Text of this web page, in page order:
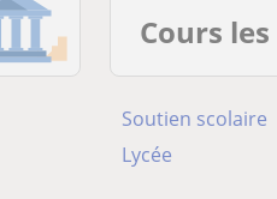
Cours
Soutien scolaire
Lycée